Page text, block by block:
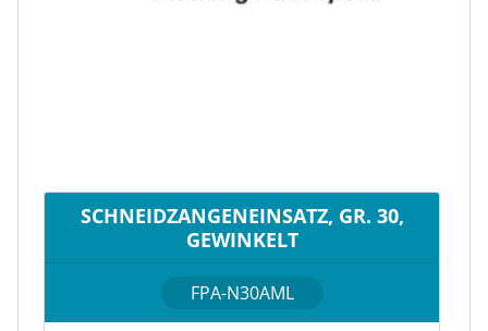
SCHNEIDZANGENEINSATZ, GR. 30,
GEWINKELT
FPA-N30AML